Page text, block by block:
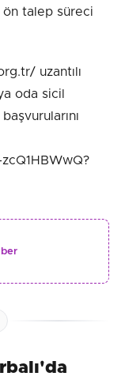
ön talep süreci
uzantılı
oda sicil